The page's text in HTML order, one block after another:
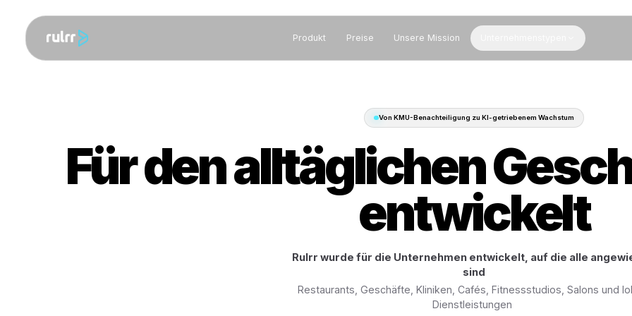
Produkt Preise Unsere Mission Unternehmenstypen
Von KMU-Benachteiligung zu KI-
Fü rdenalltäglichen
entwic